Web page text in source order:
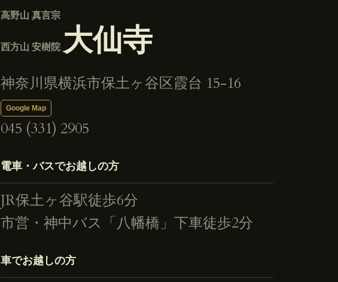
高野山 真言宗
西方山 安樹院大仙寺
神奈川県横浜市保土ヶ谷区霞台 15-16
Google Map
045 (331) 2905
電車・バスでお越しの方
JR保土ヶ谷駅徒歩6分
市営・神中バス「八幡橋」下車徒歩2分
車でお越しの方